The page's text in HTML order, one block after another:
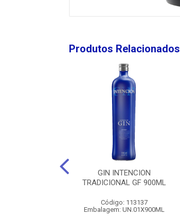
Produtos Relacionados
GIN INTENCION
TRADICIONAL GF 900ML
Código: 113137
Embalagem: UN.01X900ML